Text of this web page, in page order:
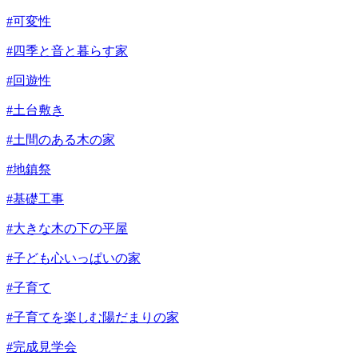
#可変性
#四季と音と暮らす家
#回遊性
#土台敷き
#土間のある木の家
#地鎮祭
#基礎工事
#大きな木の下の平屋
#子ども心いっぱいの家
#子育て
#子育てを楽しむ陽だまりの家
#完成見学会